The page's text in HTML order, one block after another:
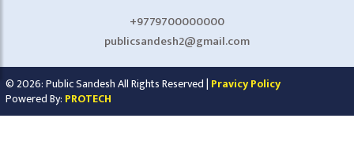
+9779700000000
publicsandesh2@gmail.com
© 2026: Public Sandesh All Rights Reserved | Pravicy Policy
Powered By: PROTECH